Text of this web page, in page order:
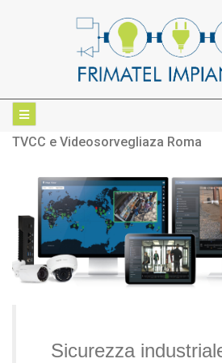
TVCC e Videosorvegliaza Roma
Sicurezza